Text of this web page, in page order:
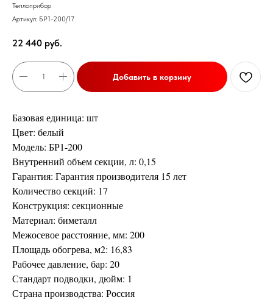
Теплоприбор
Артикул: БР1-200/17
22 440 руб.
Добавить в корзину
Базовая единица: шт
Цвет: белый
Модель: БР1-200
Внутренний объем секции, л: 0,15
Гарантия: Гарантия производителя 15 лет
Количество секций: 17
Конструкция: секционные
Материал: биметалл
Межосевое расстояние, мм: 200
Площадь обогрева, м2: 16,83
Рабочее давление, бар: 20
Стандарт подводки, дюйм: 1
Страна производства: Россия